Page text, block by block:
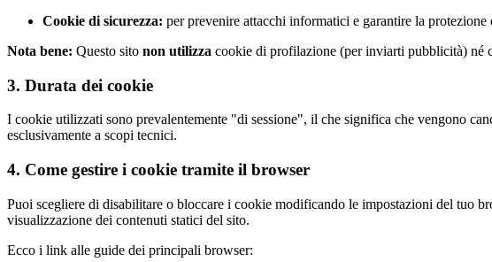
Cookie di sicurezza: per prevenire attacchi informatici e garantire la
Nota bene: Questo sito non utilizza cookie di profilazione (per inviarti pubblicità) né
3. Durata dei cookie
I cookie utilizzati sono prevalentemente "di sessione", il che significa che vengono
esclusivamente a scopi tecnici.
4. Come gestire i cookie tramite il browser
Puoi scegliere di disabilitare o bloccare i cookie modificando le impostazioni del tuo
visualizzazione dei contenuti statici del sito.
Ecco i link alle guide dei principali browser: